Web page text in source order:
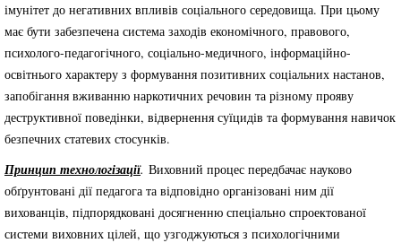
імунітет до негативних впливів соціального середовища. При цьому
має бути забезпечена система заходів економічного, правового,
психолого-педагогічного, соціально-медичного, інформаційно-
освітнього характеру з формування позитивних соціальних настанов,
запобігання вживанню наркотичних речовин та різному прояву
деструктивної поведінки, відвернення суїцидів та формування навичок
безпечних статевих стосунків.
Принцип технологізації. Виховний процес передбачає науково
обґрунтовані дії педагога та відповідно організовані ним дії
вихованців, підпорядковані досягненню спеціально спроектованої
системи виховних цілей, що узгоджуються з психологічними